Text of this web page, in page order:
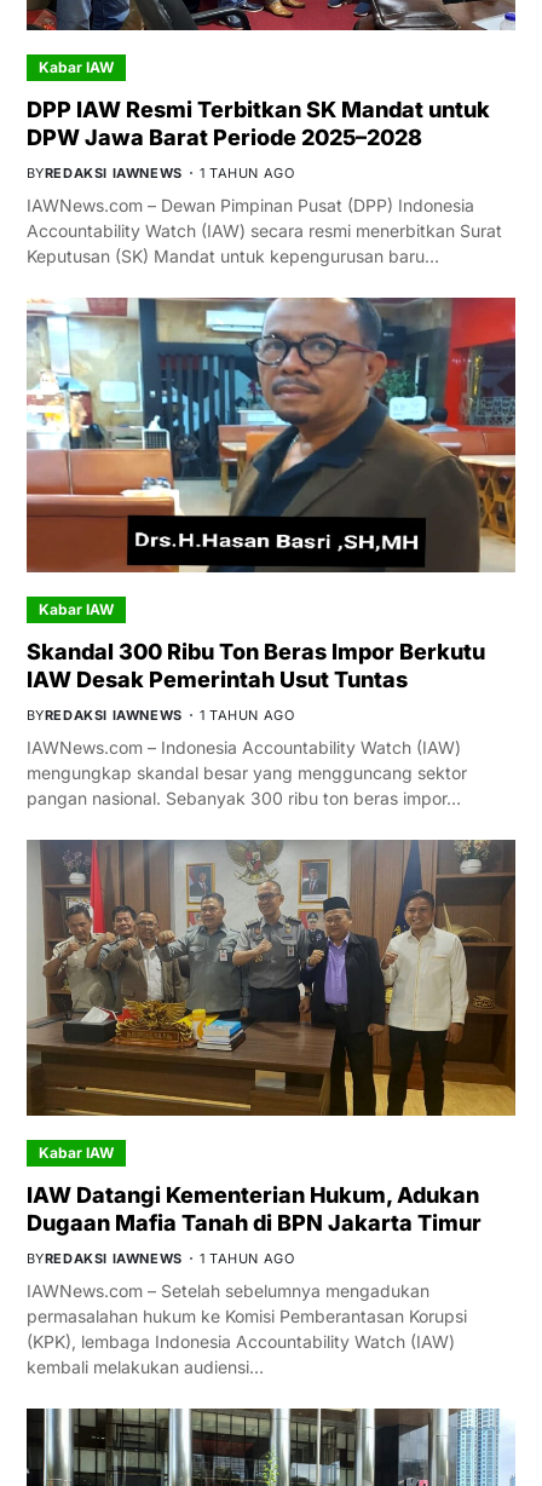
Kabar IAW
DPP IAW Resmi Terbitkan SK Mandat untuk
DPW Jawa Barat Periode 2025–2028
BYREDAKSI IAWNEWS 1 TAHUN AGO
IAWNews.com – Dewan Pimpinan Pusat (DPP) Indonesia
Accountability Watch (IAW) secara resmi menerbitkan Surat
Keputusan (SK) Mandat untuk kepengurusan baru…
Kabar IAW
Skandal 300 Ribu Ton Beras Impor Berkutu
IAW Desak Pemerintah Usut Tuntas
BYREDAKSI IAWNEWS 1 TAHUN AGO
IAWNews.com – Indonesia Accountability Watch (IAW)
mengungkap skandal besar yang mengguncang sektor
pangan nasional. Sebanyak 300 ribu ton beras impor…
Kabar IAW
IAW Datangi Kementerian Hukum, Adukan
Dugaan Mafia Tanah di BPN Jakarta Timur
BYREDAKSI IAWNEWS 1 TAHUN AGO
IAWNews.com – Setelah sebelumnya mengadukan
permasalahan hukum ke Komisi Pemberantasan Korupsi
(KPK), lembaga Indonesia Accountability Watch (IAW)
kembali melakukan audiensi…